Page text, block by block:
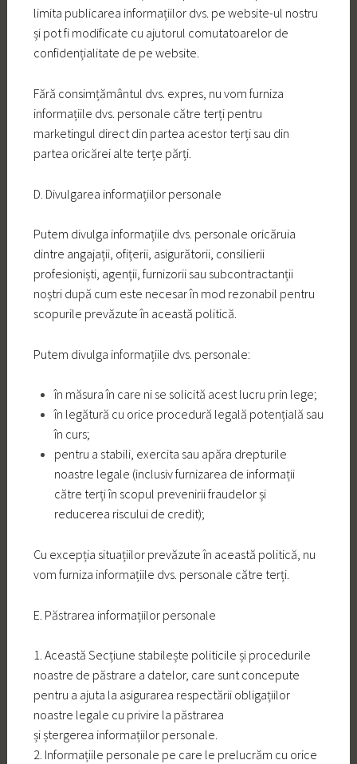
limita publicarea informațiilor dvs. pe website-ul nostru
și pot fi modificate cu ajutorul comutatoarelor de
confidențialitate de pe website.
Fără consimțământul dvs. expres, nu vom furniza
informațiile dvs. personale către terți pentru
marketingul direct din partea acestor terți sau din
partea oricărei alte terțe părți.
D. Divulgarea informațiilor personale
Putem divulga informațiile dvs. personale oricăruia
dintre angajații, ofițerii, asigurătorii, consilierii
profesioniști, agenții, furnizorii sau subcontractanții
noștri după cum este necesar în mod rezonabil pentru
scopurile prevăzute în această politică.
Putem divulga informațiile dvs. personale:
în măsura în care ni se solicită acest lucru prin lege;
în legătură cu orice procedură legală potențială sau
în curs;
pentru a stabili, exercita sau apăra drepturile
noastre legale (inclusiv furnizarea de informații
către terți în scopul prevenirii fraudelor și
reducerea riscului de credit);
Cu excepția situațiilor prevăzute în această politică, nu
vom furniza informațiile dvs. personale către terți.
E. Păstrarea informațiilor personale
1. Această Secțiune stabilește politicile și procedurile
noastre de păstrare a datelor, care sunt concepute
pentru a ajuta la asigurarea respectării obligațiilor
noastre legale cu privire la păstrarea
și ștergerea informațiilor personale.
2. Informațiile personale pe care le prelucrăm cu orice